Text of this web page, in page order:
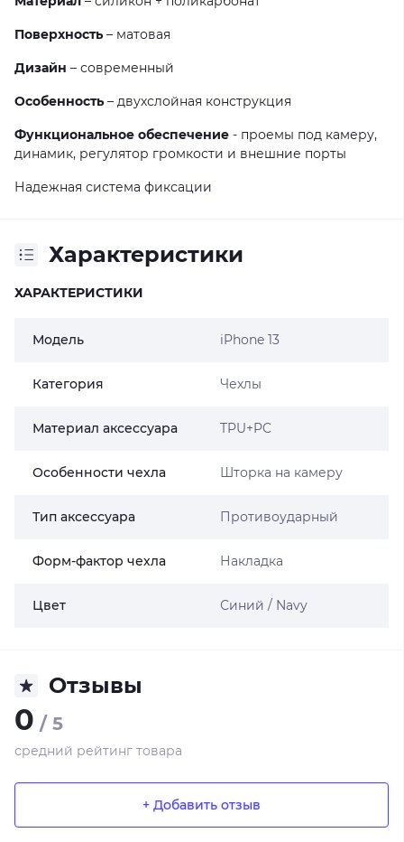
Поверхность – матовая
Дизайн – современный
Особенность – двухслойная конструкция
Функциональное обеспечение - проемы под камеру,
динамик, регулятор громкости и внешние порты
Надежная система фиксации
Характеристики
ХАРАКТЕРИСТИКИ
Модель iPhone 13
Категория Чехлы
Материал аксессуара TPU+PC
Особенности чехла Шторка на камеру
Тип аксессуара Противоударный
Форм-фактор чехла Накладка
Цвет Синий / Navy
Отзывы
0 / 5
средний рейтинг товара
+ Добавить отзыв